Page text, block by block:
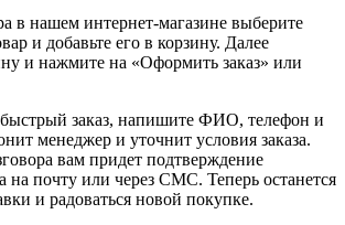
в нашем интернет-магазине выберите
и добавьте его в корзину. Далее
и нажмите на «Оформить заказ» или
быстрый заказ, напишите ФИО, телефон и
менеджер и уточнит условия заказа.
вам придет подтверждение
на почту или через СМС. Теперь останется
и радоваться новой покупке.